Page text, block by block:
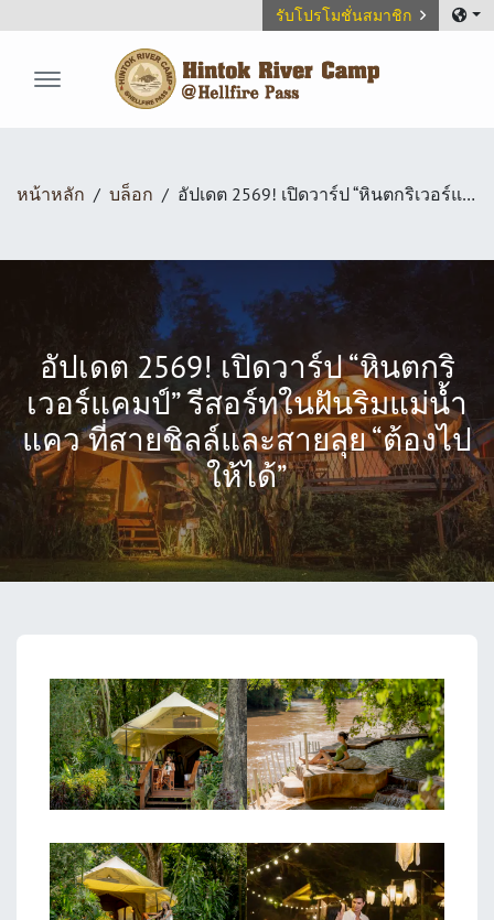
รับโปรโมชั่นสมาชิก
หน้าหลัก บล็อก อัปเดต 2569! เปิดวาร์ป “หินตกริเวอร์แคมป์” รีสอร์ทในฝันริมแม่น้ำแคว ที่สายชิลล์และสายลุย “ต้องไปให้ได้”
อัปเดต 2569! เปิดวาร์ป “หินตกริ
เวอร์แคมป์” รีสอร์ทในฝันริมแม่น้ำ
แคว ที่สายชิลล์และสายลุย “ต้องไป
ให้ได้”